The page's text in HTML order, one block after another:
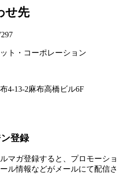
せ先
ト・コーポレーション
4-13-2麻布高橋ビル6F
登録
マガ登録すると、プロモーショ
ル情報などがメールにて配信さ